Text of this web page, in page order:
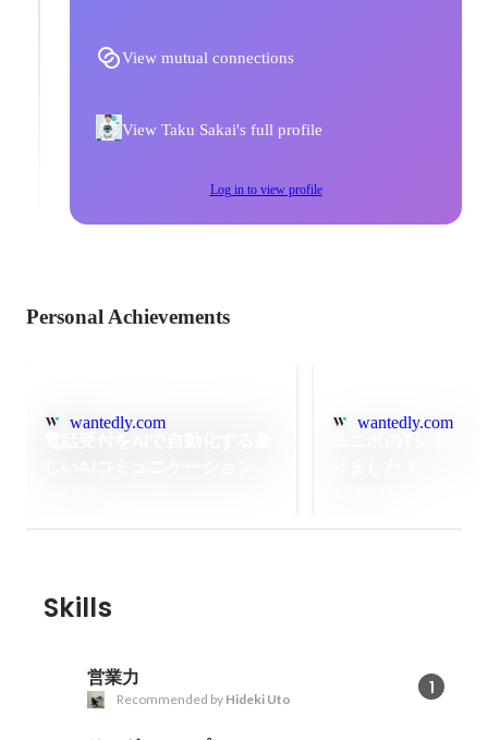
View mutual connections
View Taku Sakai's full profile
Log in to view profile
Personal Achievements
wantedly.com wantedly.com
Skills
営業力 1
Recommended by Hideki Uto